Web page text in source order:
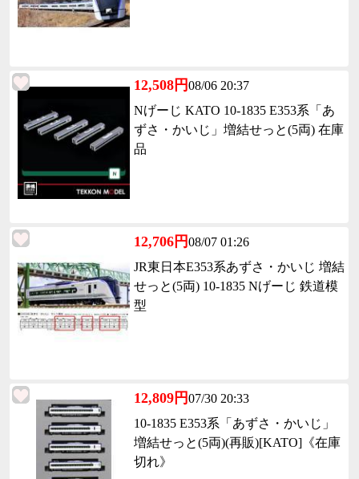
12,508円08/06 20:37
Nげーじ KATO 10-1835 E353系「あ
ずさ・かいじ」増結せっと(5両) 在庫
品
12,706円08/07 01:26
JR東日本E353系あずさ・かいじ 増結
せっと(5両) 10-1835 Nげーじ 鉄道模
型
12,809円07/30 20:33
10-1835 E353系「あずさ・かいじ」
増結せっと(5両)(再販)[KATO]《在庫
切れ》